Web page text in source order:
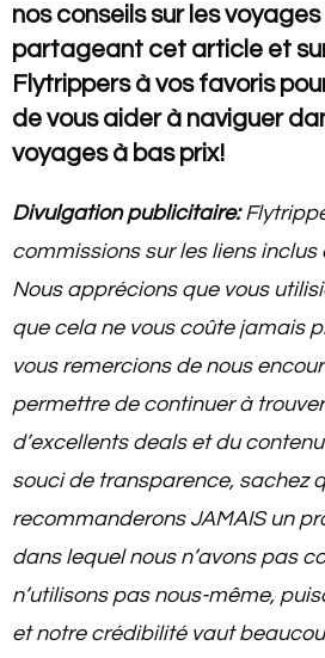
nos conseils sur les
partageant cet article et
Flytrippers à vos favoris
de vous aider à naviguer
voyages à bas prix!
Divulgation publicitaire:
commissions sur les liens
Nous apprécions que vous
que cela ne vous coûte jamais
vous remercions de nous
permettre de continuer à
d’excellents deals et du
souci de transparence, sachez
recommanderons JAMAIS un
dans lequel nous n’avons pas
n’utilisons pas nous-même,
et notre crédibilité vaut